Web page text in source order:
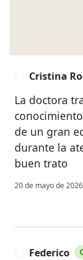
Cristina
La doctora
de un gran
durante la
buen trato
20 de mayo de 2026
Federico